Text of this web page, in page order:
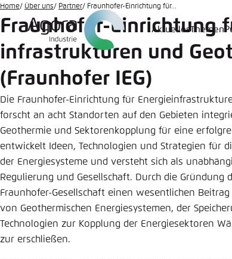
Zum
Hauptinhalt
AktuellesThemen
Home Über uns Partner Fraunhofer-Einrichtung für...
Fraunhofer-Einrichtung
infrastrukturen und
(Fraunhofer IEG)
Die Fraunhofer-Einrichtung für
forscht an acht Standorten auf den Gebieten
Geothermie und Sektorenkopplung für eine
entwickelt Ideen, Technologien und Strategien für
der Energiesysteme und versteht sich als
Regulierung und Gesellschaft. Durch die Gründung
Fraunhofer-Gesellschaft einen wesentlichen
von Geothermischen Energiesystemen, der
Technologien zur Kopplung der Energiesektoren
zur erschließen.